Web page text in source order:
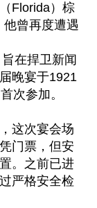
Florida）棕
曾再度遭遇
在捍卫新闻
晚宴于1921
次参加。
这次宴会场
门票，但安
。之前已进
严格安全检